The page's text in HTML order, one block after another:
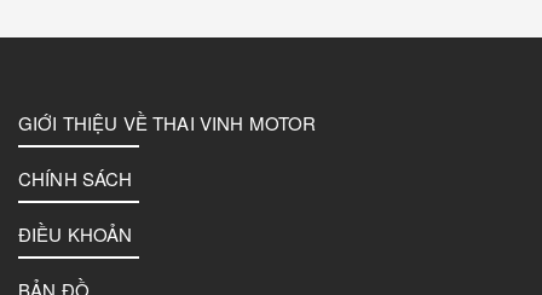
GIỚI THIỆU VỀ THAI VINH MOTOR
CHÍNH SÁCH
ĐIỀU KHOẢN
BẢN ĐỒ